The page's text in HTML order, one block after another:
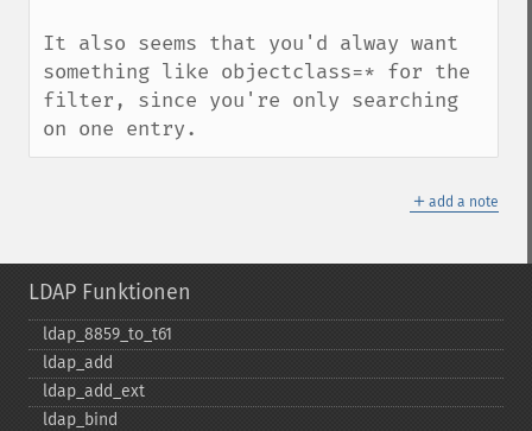
It also seems that you'd alway want
something like objectclass=* for the
filter, since you're only searching
on one entry.
＋ add a note
LDAP Funktionen
ldap_​8859_​to_​t61
ldap_​add
ldap_​add_​ext
ldap_​bind